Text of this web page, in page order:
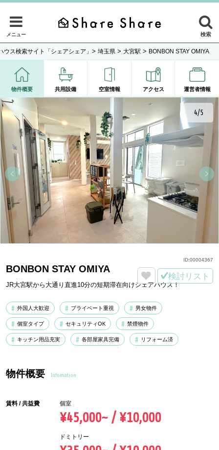
メニュー 検索
ウス検索サイト「シェアシェア」 > 埼玉県 > 大宮駅 > BONBON STAY OMIYA
物件概要 共用設備 空室情報 アクセス 運営者情報
4/5
BONBON STAY OMIYA
JR大宮駅から大通り直進10分の短期滞在向けシェアハウス！
検討リスト
外国人大歓迎 プライベート重視 男女物件
個室タイプ セキュリティOK 禁煙物件
キッチン用品充実 各部屋家具完備 リフォーム済
ID:00004367
物件概要 Infomation
賃料 / 共益費 個室
¥45,000~ / ¥10,000
ドミトリー